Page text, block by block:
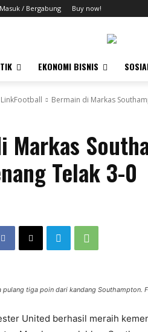
Masuk / Bergabung Buy now!
EKONOMI BISNIS
LinkFootball Bermain di Markas
Markas
Telak 3-0
pulang tiga poin dari kandang Southampton.
United berhasil meraih